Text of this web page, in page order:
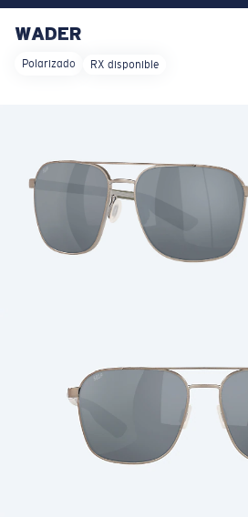
OBJETIVO ACTUALIZADO
Precio:
Sin cargo
Cantidad:
WADER
Polarizado RX disponible